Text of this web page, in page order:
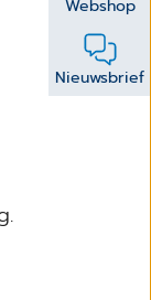
Webshop
Nieuwsbrief